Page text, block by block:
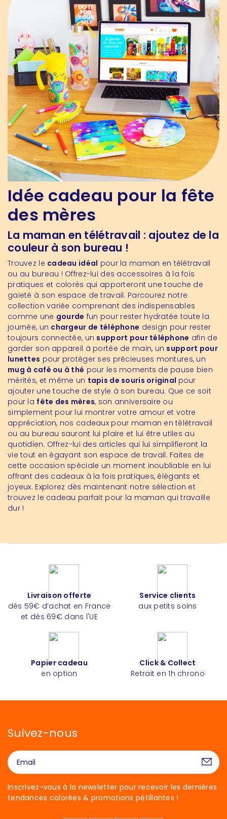
Idée cadeau pour la fête
des mères
La maman en télétravail : ajoutez de la
couleur à son bureau !
Trouvez le cadeau idéal pour la maman en télétravail
ou au bureau ! Offrez-lui des accessoires à la fois
pratiques et colorés qui apporteront une touche de
gaieté à son espace de travail. Parcourez notre
collection variée comprenant des indispensables
comme une gourde fun pour rester hydratée toute la
journée, un chargeur de téléphone design pour rester
toujours connectée, un support pour téléphone afin de
garder son appareil à portée de main, un support pour
lunettes pour protéger ses précieuses montures, un
mug à café ou à thé pour les moments de pause bien
mérités, et même un tapis de souris original pour
ajouter une touche de style à son bureau. Que ce soit
pour la fête des mères, son anniversaire ou
simplement pour lui montrer votre amour et votre
appréciation, nos cadeaux pour maman en télétravail
ou au bureau sauront lui plaire et lui être utiles au
quotidien. Offrez-lui des articles qui lui simplifieront la
vie tout en égayant son espace de travail. Faites de
cette occasion spéciale un moment inoubliable en lui
offrant des cadeaux à la fois pratiques, élégants et
joyeux. Explorez dès maintenant notre sélection et
trouvez le cadeau parfait pour la maman qui travaille
dur !
Livraison offerte
dès 59€ d’achat en France
et dès 69€ dans l'UE
Service clients
aux petits soins
Papier cadeau
en option
Click & Collect
Retrait en 1h chrono
Suivez-nous
Inscrivez-vous à la newsletter pour recevoir les dernières
tendances colorées & promotions pétillantes !